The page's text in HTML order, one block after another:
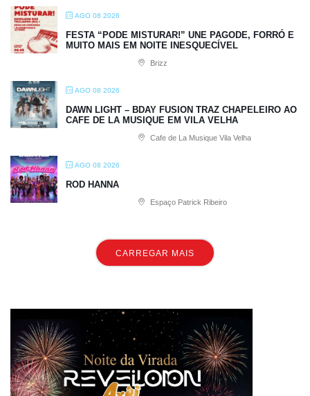
AGO 08 2026
FESTA “PODE MISTURAR!” UNE PAGODE, FORRÓ E
MUITO MAIS EM NOITE INESQUECÍVEL
Brizz
AGO 08 2026
DAWN LIGHT – BDAY FUSION TRAZ CHAPELEIRO AO
CAFE DE LA MUSIQUE EM VILA VELHA
Cafe de La Musique Vila Velha
AGO 08 2026
ROD HANNA
Espaço Patrick Ribeiro
CARREGAR MAIS